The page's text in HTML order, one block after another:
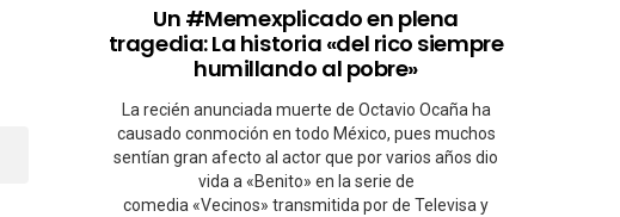
tragedia:
La
historia
«del
rico
siempre
humillando
al
pobre»
Un #Memexplicado en plena
tragedia: La historia «del rico siempre
humillando al pobre»
La recién anunciada muerte de Octavio Ocaña ha
causado conmoción en todo México, pues muchos
sentían gran afecto al actor que por varios años dio
vida a «Benito» en la serie de
comedia «Vecinos» transmitida por de Televisa y